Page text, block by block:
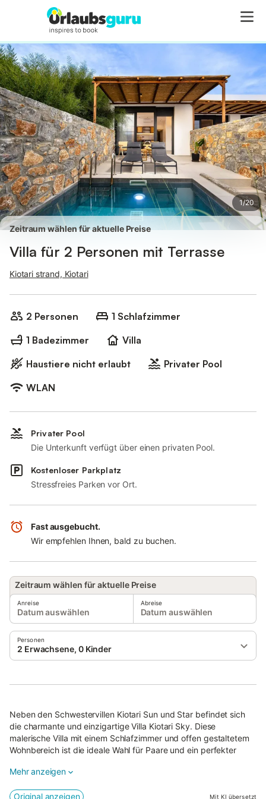
1/20
Ausstattung Bewertungen
Zeitraum wählen für aktuelle Preise
Villa für 2 Personen mit Terrasse
Kiotari strand, Kiotari
2 Personen
1 Schlafzimmer
1 Badezimmer
Villa
Haustiere nicht erlaubt
Privater Pool
WLAN
Privater Pool
Die Unterkunft verfügt über einen privaten Pool.
Kostenloser Parkplatz
Stressfreies Parken vor Ort.
Fast ausgebucht.
Wir empfehlen Ihnen, bald zu buchen.
Zeitraum wählen für aktuelle Preise
Anreise
Datum auswählen
Abreise
Datum auswählen
Personen
2 Erwachsene, 0 Kinder
Neben den Schwestervillen Kiotari Sun und Star befindet sich
die charmante und einzigartige Villa Kiotari Sky. Diese
malerische Villa mit einem Schlafzimmer und offen gestaltetem
Wohnbereich ist die ideale Wahl für Paare und ein perfekter
erkunden möchten.
Mehr anzeigen
Original anzeigen Mit KI übersetzt